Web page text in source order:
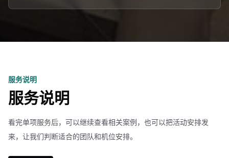
服务说明
服务说明
看完单项服务后，可以继续查看相关案例，也可以把活动安排发
来，让我们判断适合的团队和机位安排。